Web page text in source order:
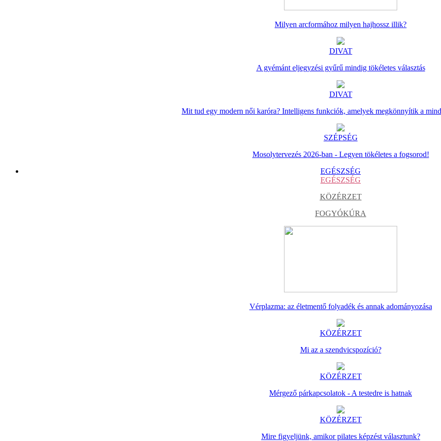
Milyen arcformához milyen hajhossz illik?
DIVAT
A gyémánt eljegyzési gyűrű mindig tökéletes választás
DIVAT
Mit tud egy modern női karóra? Intelligens funkciók, amelyek megkönnyítik a
SZÉPSÉG
Mosolytervezés 2026-ban - Legyen tökéletes a fogsorod!
EGÉSZSÉG
EGÉSZSÉG
KÖZÉRZET
FOGYÓKÚRA
Vérplazma: az életmentő folyadék és annak adományozása
KÖZÉRZET
Mi az a szendvicspozíció?
KÖZÉRZET
Mérgező párkapcsolatok - A testedre is hatnak
KÖZÉRZET
Mire figyeljünk, amikor pilates képzést választunk?